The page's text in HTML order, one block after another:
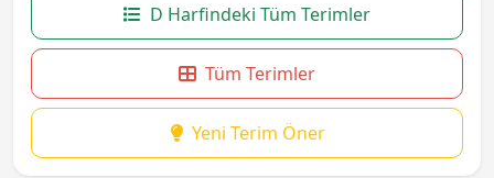
D Harfindeki Tüm Terimler
Tüm Terimler
Yeni Terim Öner